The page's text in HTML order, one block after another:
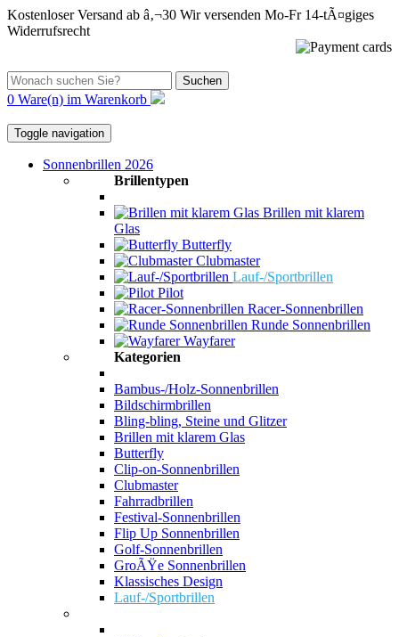
Kostenloser Versand ab â‚¬30 Wir versenden Mo-Fr 14-tÃ¤giges
Widerrufsrecht
Suchen
0 Ware(n) im Warenkorb
Toggle navigation
Sonnenbrillen 2026
Brillentypen
Brillen mit klarem
Glas
Butterfly
Clubmaster
Lauf-/Sportbrillen
Pilot
Racer-Sonnenbrillen
Runde Sonnenbrillen
Wayfarer
Kategorien
Bambus-/Holz-Sonnenbrillen
Bildschirmbrillen
Bling-bling, Steine und Glitzer
Brillen mit klarem Glas
Butterfly
Clip-on-Sonnenbrillen
Clubmaster
Fahrradbrillen
Festival-Sonnenbrillen
Flip Up Sonnenbrillen
Golf-Sonnenbrillen
GroÃŸe Sonnenbrillen
Klassisches Design
Lauf-/Sportbrillen